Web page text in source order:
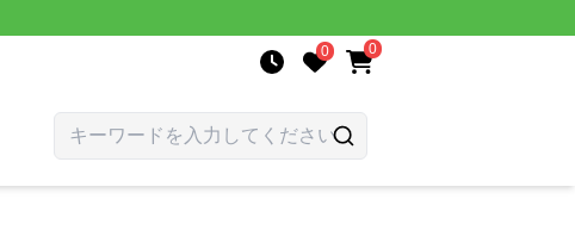
0 0